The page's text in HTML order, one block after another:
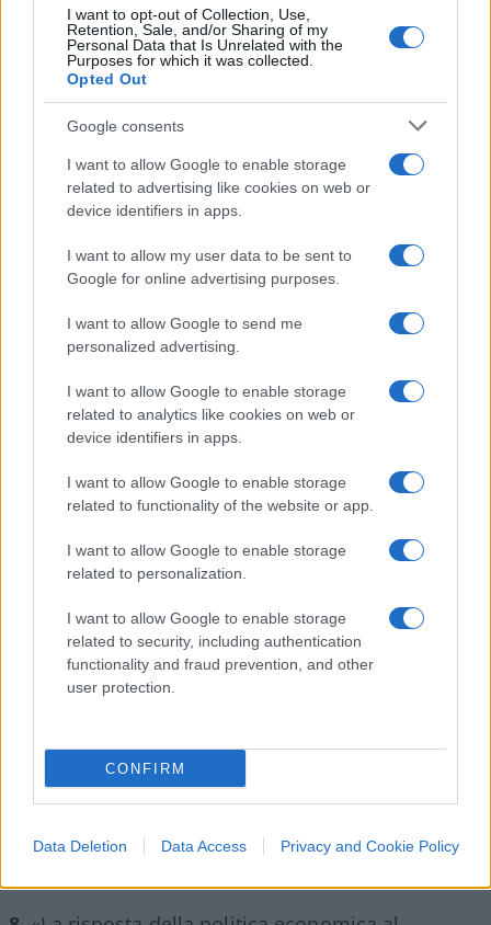
I want to opt-out of Collection, Use,
Retention, Sale, and/or Sharing of my
Personal Data that Is Unrelated with the
Purposes for which it was collected.
Opted Out
Google consents
I want to allow Google to enable storage
related to advertising like cookies on web or
device identifiers in apps.
I want to allow my user data to be sent to
Google for online advertising purposes.
I want to allow Google to send me
personalized advertising.
I want to allow Google to enable storage
related to analytics like cookies on web or
device identifiers in apps.
I want to allow Google to enable storage
related to functionality of the website or app.
I want to allow Google to enable storage
related to personalization.
I want to allow Google to enable storage
related to security, including authentication
functionality and fraud prevention, and other
user protection.
CONFIRM
Data Deletion Data Access Privacy and Cookie Policy
«Lo spazio che alcune megalopoli hanno
sottratto alla natura potrebbe essere stata una
delle cause della trasmissione del virus dagli
animali all’uomo. Come ha detto
Papa Francesco
“Le tragedie naturali sono la risposta della Terra al
nostro maltrattamento. Siamo stati noi a rovinare
causa della trasmissione del virus dagli animali
all’uomo sarebbe stato “lo spazio che alcune
megalopoli hanno sottratto alla natura”. Pari alla
bomba del Papa, che attribuisce all’uomo le
tragedie naturali? Terremoti, maremoti, uragani,
inondazioni, periodi di siccità, sono tragedie
naturali e millenarie, e sarebbe colpa dell’uomo.
«Il governo dovrà proteggere i lavoratori, ma
tutte le attività economiche. Alcune dovranno
cambiare, anche radicalmente». Certo che le
attività economiche cambiano nel corso della
lavanderine. Tuttavia, cortesemente, escluse le
banalità che vorrà risparmiarci, ci dica
Cinema, teatri, ristoranti?